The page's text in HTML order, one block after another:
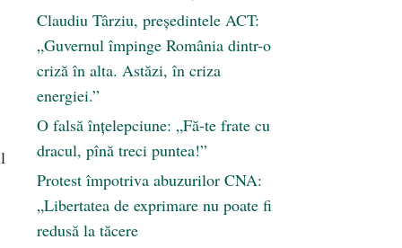
Claudiu Târziu, președintele ACT:
„Guvernul împinge România dintr-o
criză în alta. Astăzi, în criza
energiei.”
O falsă înțelepciune: „Fă-te frate cu
dracul, pînă treci puntea!”
Protest împotriva abuzurilor CNA:
„Libertatea de exprimare nu poate fi
redusă la tăcere